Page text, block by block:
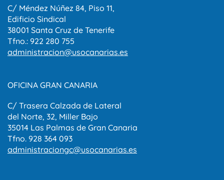
C/ Méndez Núñez 84, Piso 11,
Edificio Sindical
38001 Santa Cruz de Tenerife
Tfno.: 922 280 755
administracion@usocanarias.es
OFICINA GRAN CANARIA
C/ Trasera Calzada de Lateral
del Norte, 32, Miller Bajo
35014 Las Palmas de Gran Canaria
Tfno. 928 364 093
administraciongc@usocanarias.es